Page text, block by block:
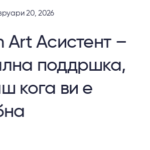
20, 2026
Art Асистент –
поддршка,
кога ви е